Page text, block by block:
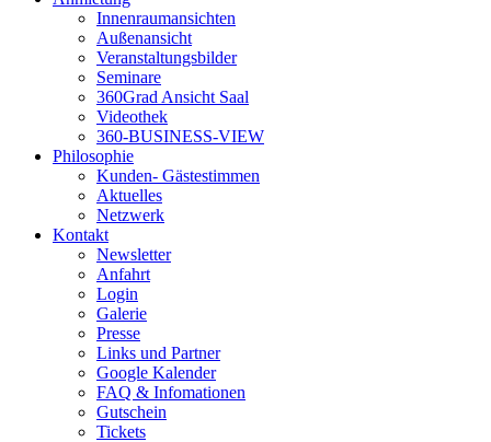
Innenraumansichten
Außenansicht
Veranstaltungsbilder
Seminare
360Grad Ansicht Saal
Videothek
360-BUSINESS-VIEW
Philosophie
Kunden- Gästestimmen
Aktuelles
Netzwerk
Kontakt
Newsletter
Anfahrt
Login
Galerie
Presse
Links und Partner
Google Kalender
FAQ & Infomationen
Gutschein
Tickets